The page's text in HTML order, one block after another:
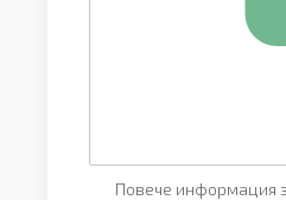
Повече информация